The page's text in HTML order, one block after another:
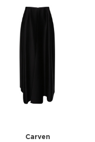
Carven